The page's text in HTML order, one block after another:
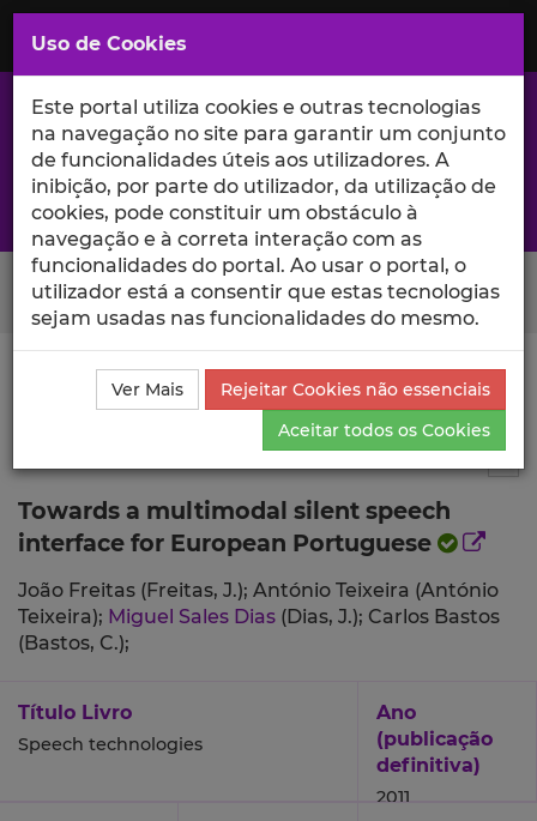
Saltar
para
Conteúdo
Principal
A excelência da investigação e ciência no Iscte
Search Button
Ciência_Iscte Publicações
Descrição Detalhada da
Publicação
Towards a multimodal silent speech
interface for European Portuguese
João Freitas (Freitas, J.); António Teixeira (António
Teixeira); Miguel Sales Dias (Dias, J.); Carlos Bastos
(Bastos, C.);
Título Livro
Speech technologies
Ano
(publicação
definitiva)
2011
Uso de Cookies
Este portal utiliza cookies e outras tecnologias
na navegação no site para garantir um conjunto
de funcionalidades úteis aos utilizadores. A
inibição, por parte do utilizador, da utilização de
cookies, pode constituir um obstáculo à
navegação e à correta interação com as
funcionalidades do portal. Ao usar o portal, o
utilizador está a consentir que estas tecnologias
sejam usadas nas funcionalidades do mesmo.
Ver Mais
Rejeitar Cookies não essenciais
Aceitar todos os Cookies